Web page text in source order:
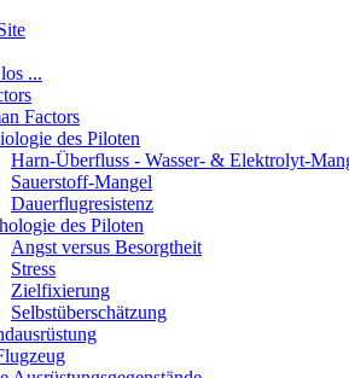
...
Factors
des Piloten
Harn-Überfluss - Wasser- & Elektrolyt-
Sauerstoff-Mangel
Dauerflugresistenz
des Piloten
Angst versus Besorgtheit
Stress
Zielfixierung
Selbstüberschätzung